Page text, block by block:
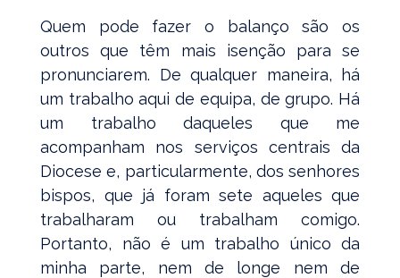
Quem pode fazer o balanço são os
outros que têm mais isenção para se
pronunciarem. De qualquer maneira, há
um trabalho aqui de equipa, de grupo. Há
um trabalho daqueles que me
acompanham nos serviços centrais da
Diocese e, particularmente, dos senhores
bispos, que já foram sete aqueles que
trabalharam ou trabalham comigo.
Portanto, não é um trabalho único da
minha parte, nem de longe nem de